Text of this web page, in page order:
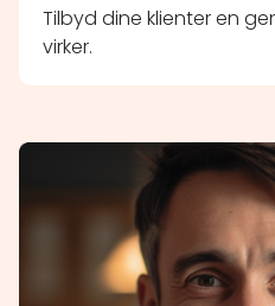
Tilbyd dine klienter en
virker.